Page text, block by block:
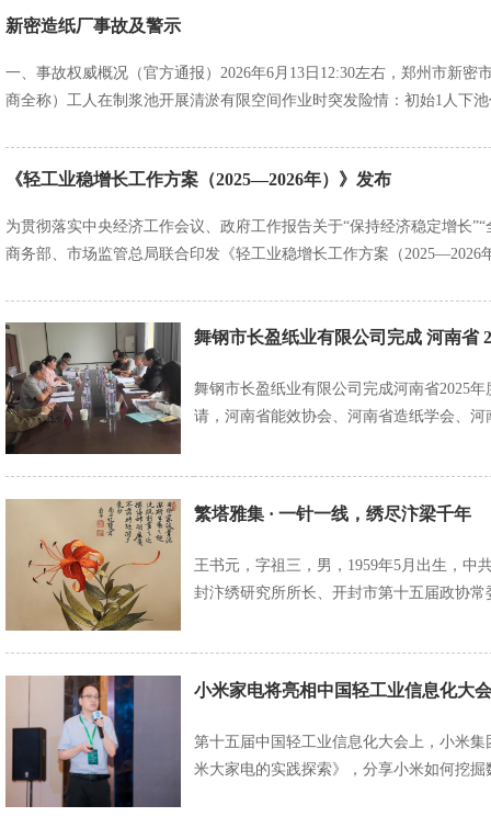
新密造纸厂事故及警示
一、事故权威概况（官方通报）2026年6月13日12:30左右，郑州市新
商全称）工人在制浆池开展清淤有限空间作业时突发险情：初始1人下
《轻工业稳增长工作方案（2025—2026年）》发布
为贯彻落实中央经济工作会议、政府工作报告关于“保持经济稳定增长
商务部、市场监管总局联合印发《轻工业稳增长工作方案（
舞钢市长盈纸业有限公司完成 河南省
舞钢市长盈纸业有限公司完成河南省2025
请，河南省能效协会、河南省造纸学会、
繁塔雅集 · 一针一线，绣尽汴梁千年
王书元，字祖三，男，1959年5月出生，中
封汴绣研究所所长、开封市第十五届政协
小米家电将亮相中国轻工业信息化大
第十五届中国轻工业信息化大会上，小米
米大家电的实践探索》，分享小米如何挖